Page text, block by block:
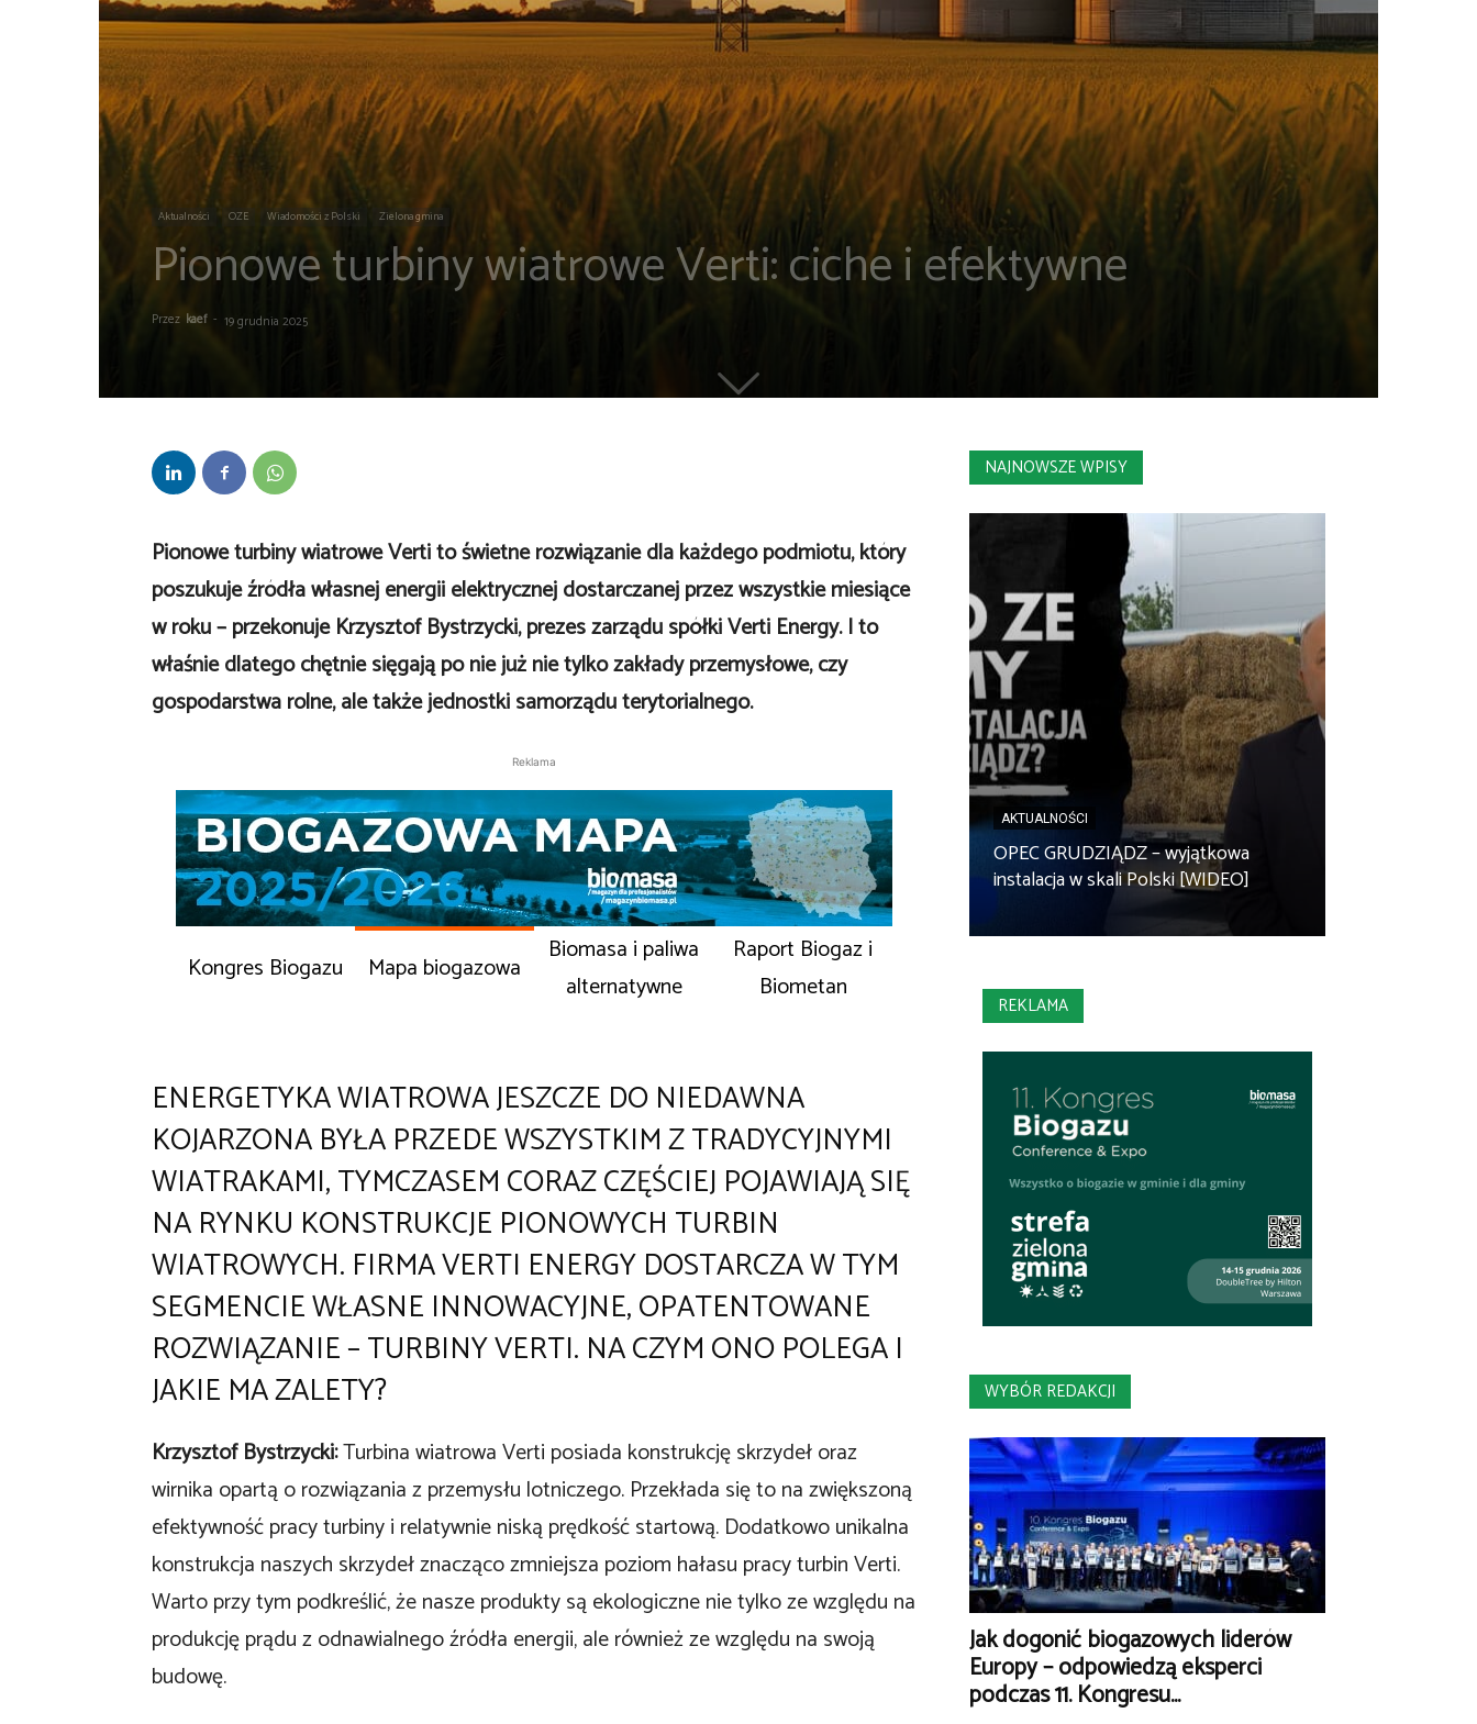
Aktualności OZE Wiadomości z Polski Zielona gmina
Pionowe turbiny wiatrowe Verti: ciche i efektywne
Przez kaef - 19 grudnia 2025
Pionowe turbiny wiatrowe Verti to świetne rozwiązanie dla każdego podmiotu, który
poszukuje źródła własnej energii elektrycznej dostarczanej przez wszystkie miesiące
w roku – przekonuje Krzysztof Bystrzycki, prezes zarządu spółki Verti Energy. I to
właśnie dlatego chętnie sięgają po nie już nie tylko zakłady przemysłowe, czy
gospodarstwa rolne, ale także jednostki samorządu terytorialnego.
Reklama
Kongres Biogazu Mapa biogazowa
Biomasa i paliwa
alternatywne
Raport Biogaz i
Biometan
ENERGETYKA WIATROWA JESZCZE DO NIEDAWNA
KOJARZONA BYŁA PRZEDE WSZYSTKIM Z TRADYCYJNYMI
WIATRAKAMI, TYMCZASEM CORAZ CZĘŚCIEJ POJAWIAJĄ SIĘ
NA RYNKU KONSTRUKCJE PIONOWYCH TURBIN
WIATROWYCH. FIRMA VERTI ENERGY DOSTARCZA W TYM
SEGMENCIE WŁASNE INNOWACYJNE, OPATENTOWANE
ROZWIĄZANIE – TURBINY VERTI. NA CZYM ONO POLEGA I
JAKIE MA ZALETY?
Krzysztof Bystrzycki:Turbina wiatrowa Verti posiada konstrukcję skrzydeł oraz
wirnika opartą o rozwiązania z przemysłu lotniczego. Przekłada się to na zwiększoną
efektywność pracy turbiny i relatywnie niską prędkość startową. Dodatkowo unikalna
konstrukcja naszych skrzydeł znacząco zmniejsza poziom hałasu pracy turbin Verti.
Warto przy tym podkreślić, że nasze produkty są ekologiczne nie tylko ze względu na
produkcję prądu z odnawialnego źródła energii, ale również ze względu na swoją
budowę.
NAJNOWSZE WPISY
AKTUALNOŚCI
OPEC GRUDZIĄDZ – wyjątkowa
instalacja w skali Polski [WIDEO]
REKLAMA
WYBÓR REDAKCJI
Jak dogonić biogazowych liderów
Europy – odpowiedzą eksperci
podczas 11. Kongresu...